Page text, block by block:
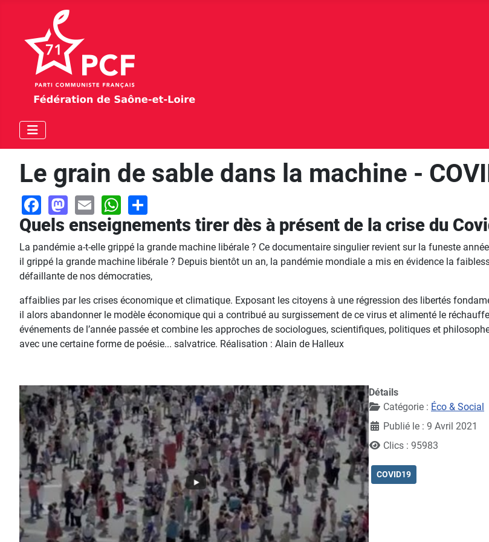
Le grain de sable dans la machine -
Facebook
Mastodon
EmailWhatsApp
Quels enseignements tirer dès à présent de la crise du
La pandémie a-t-elle grippé la grande machine libérale ? Ce documentaire singulier revient sur la funeste
il grippé la grande machine libérale ? Depuis bientôt un an, la pandémie mondiale a mis en évidence la
défaillante de nos démocraties,
affaiblies par les crises économique et climatique. Exposant les citoyens à une régression des libertés
il alors abandonner le modèle économique qui a contribué au surgissement de ce virus et alimenté le
événements de l’année passée et combine les approches de sociologues, scientifiques, politiques et
avec une certaine forme de poésie... salvatrice. Réalisation : Alain de Halleux
Détails
Catégorie : Éco & Social
Publié le : 9 Avril 2021
Clics : 95983
COVID19